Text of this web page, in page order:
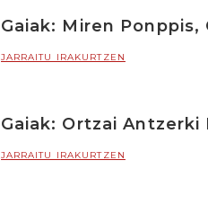
Gaiak: Miren Ponppis,
JARRAITU IRAKURTZEN
Gaiak: Ortzai
JARRAITU IRAKURTZEN